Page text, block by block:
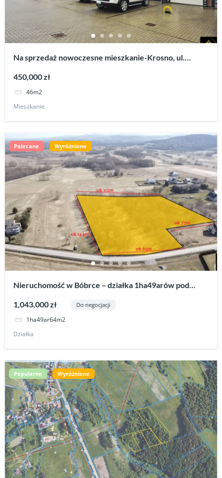
Na sprzedaż nowoczesne mieszkanie-Krosno, ul.
450,000 zł
46m2
Mieszkanie
Polecane Wyróżnione
Nieruchomość w Bóbrce – działka 1ha49arów pod
1,043,000 zł Do negocjacji
1ha49ar64m2
Działka
Popularne Wyróżnione